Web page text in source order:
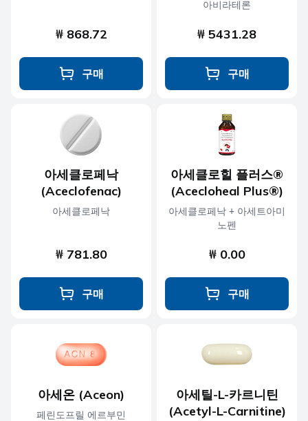
₩ 868.72
구매
아비라테론
₩ 5431.28
구매
아세클로페낙
(Aceclofenac)
아세클로페낙
₩ 781.80
구매
아세클로힐 플러스®
(Acecloheal Plus®)
아세클로페낙 + 아세트아미
노펜
₩ 0.00
구매
아세온 (Aceon)
페린도프릴 에르부민
아세틸-L-카르니틴
(Acetyl-L-Carnitine)